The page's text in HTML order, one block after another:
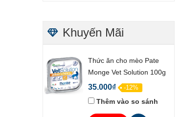
Khuyến Mãi
Thức ăn cho mèo Pate
Monge Vet Solution 100g
35.000₫ -12%
Thêm vào so sánh